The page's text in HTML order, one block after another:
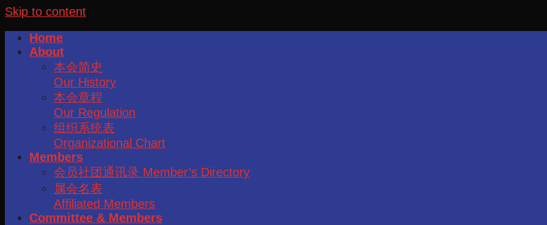
Skip to content
Home
About
本会简史
Our History
本会章程
Our Regulation
组织系统表
Organizational Chart
Members
会员社团通讯录 Member’s Directory
属会名表
Affiliated Members
Committee & Members